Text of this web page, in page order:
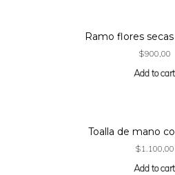
Ramo flores
$900,00
Add to cart
Toalla de mano
$1.100,00
Add to cart